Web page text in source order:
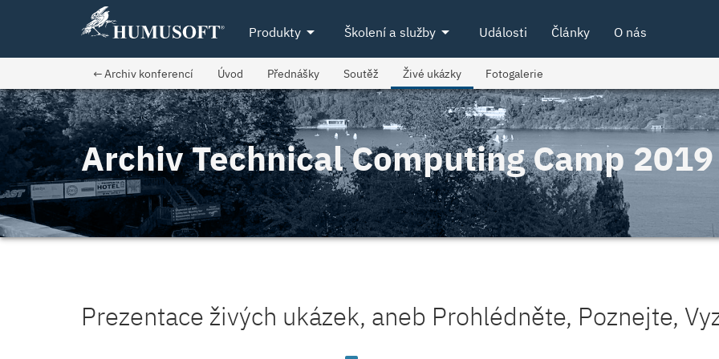
Produktyarrow_drop_down Školení a službyarrow_drop_down Události Články O nás
← Archiv konferencí Úvod Přednášky Soutěž Živé ukázky Fotogalerie
Archiv Technical Computing Camp 2019
Prezentace živých ukázek, aneb Prohlédněte, Poznejte,